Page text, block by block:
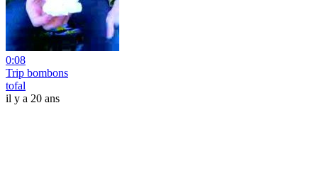
0:08
Trip bombons
tofal
il y a 20 ans